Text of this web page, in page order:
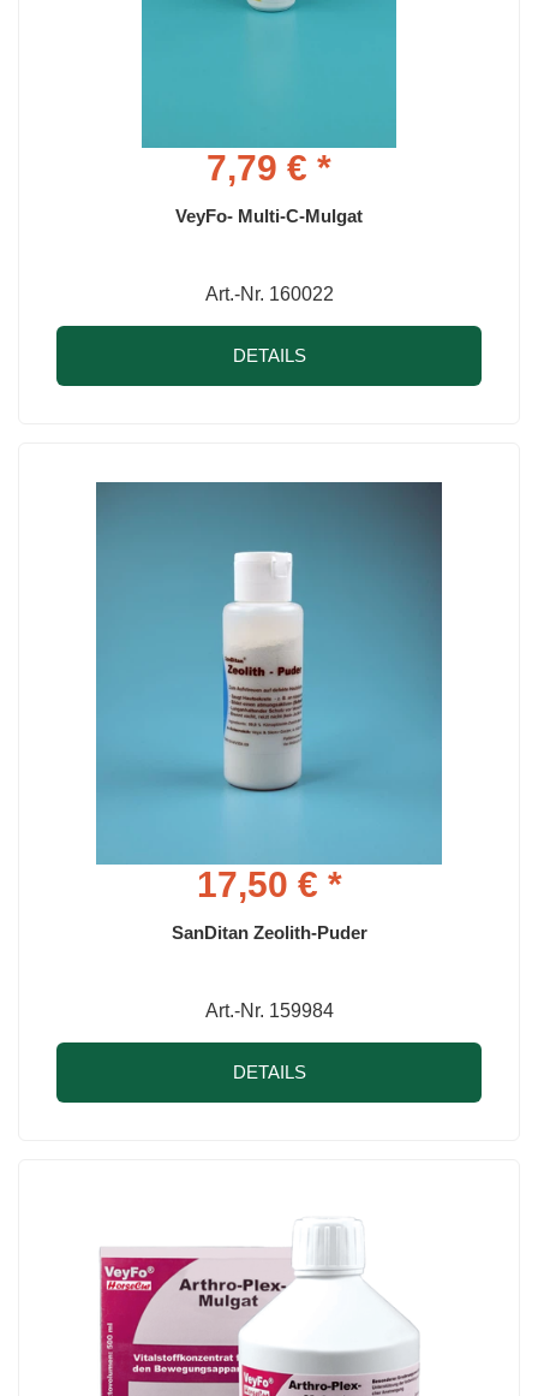
7,79 € *
VeyFo- Multi-C-Mulgat
Art.-Nr. 160022
DETAILS
17,50 € *
SanDitan Zeolith-Puder
Art.-Nr. 159984
DETAILS